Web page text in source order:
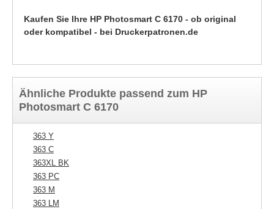
Kaufen Sie Ihre HP Photosmart C 6170 - ob original
oder kompatibel - bei Druckerpatronen.de
Ähnliche Produkte passend zum HP
Photosmart C 6170
363 Y
363 C
363XL BK
363 PC
363 M
363 LM